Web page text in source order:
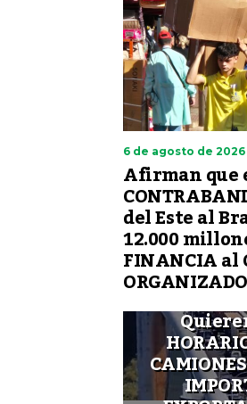
6 de agosto de 2026
Afirman que
del Este al
12.000
FINANCIA al